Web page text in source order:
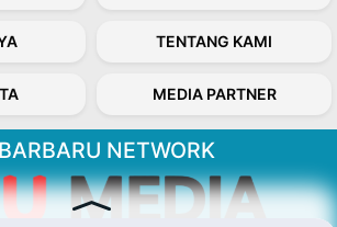
TENTANG KAMI
MEDIA PARTNER
NETWORK